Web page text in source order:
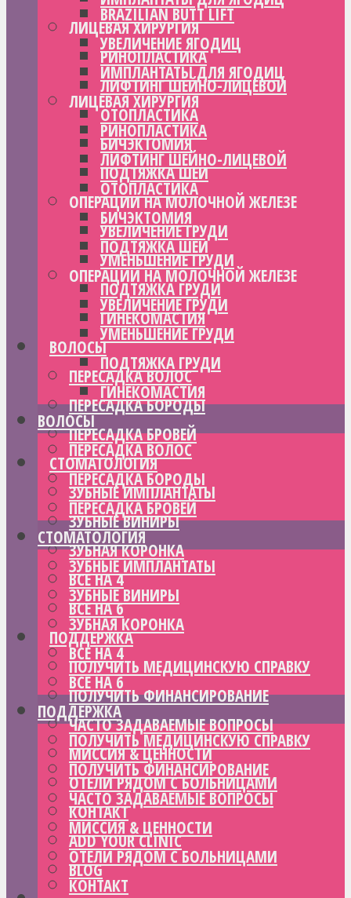
ЛИЦЕВАЯ ХИРУРГИЯ
РИНОПЛАСТИКА
ЛИФТИНГ ШЕЙНО-ЛИЦЕВОЙ
ОТОПЛАСТИКА
БИЧЭКТОМИЯ
ПОДТЯЖКА ШЕИ
ОПЕРАЦИИ НА МОЛОЧНОЙ ЖЕЛЕЗЕ
УВЕЛИЧЕНИЕ ГРУДИ
УМЕНЬШЕНИЕ ГРУДИ
ПОДТЯЖКА ГРУДИ
ГИНЕКОМАСТИЯ
ВОЛОСЫ
ПЕРЕСАДКА ВОЛОС
ПЕРЕСАДКА БОРОДЫ
ПЕРЕСАДКА БРОВЕЙ
СТОМАТОЛОГИЯ
ЗУБНЫЕ ИМПЛАНТАТЫ
ЗУБНЫЕ ВИНИРЫ
ЗУБНАЯ КОРОНКА
ВСЕ НА 4
ВСЕ НА 6
ПОДДЕРЖКА
ПОЛУЧИТЬ МЕДИЦИНСКУЮ СПРАВКУ
ПОЛУЧИТЬ ФИНАНСИРОВАНИЕ
ЧАСТО ЗАДАВАЕМЫЕ ВОПРОСЫ
МИССИЯ & ЦЕННОСТИ
ОТЕЛИ РЯДОМ С БОЛЬНИЦАМИ
КОНТАКТ
ADD YOUR CLINIC
BLOG
BRAZILIAN BUTT LIFT
УВЕЛИЧЕНИЕ ЯГОДИЦ
ИМПЛАНТАТЫ ДЛЯ ЯГОДИЦ
ЛИЦЕВАЯ ХИРУРГИЯ
РИНОПЛАСТИКА
ЛИФТИНГ ШЕЙНО-ЛИЦЕВОЙ
ОТОПЛАСТИКА
БИЧЭКТОМИЯ
ПОДТЯЖКА ШЕИ
ОПЕРАЦИИ НА МОЛОЧНОЙ ЖЕЛЕЗЕ
УВЕЛИЧЕНИЕ ГРУДИ
УМЕНЬШЕНИЕ ГРУДИ
ПОДТЯЖКА ГРУДИ
ГИНЕКОМАСТИЯ
ВОЛОСЫ
ПЕРЕСАДКА ВОЛОС
ПЕРЕСАДКА БОРОДЫ
ПЕРЕСАДКА БРОВЕЙ
СТОМАТОЛОГИЯ
ЗУБНЫЕ ИМПЛАНТАТЫ
ЗУБНЫЕ ВИНИРЫ
ЗУБНАЯ КОРОНКА
ВСЕ НА 4
ВСЕ НА 6
ПОДДЕРЖКА
ПОЛУЧИТЬ МЕДИЦИНСКУЮ СПРАВКУ
ПОЛУЧИТЬ ФИНАНСИРОВАНИЕ
ЧАСТО ЗАДАВАЕМЫЕ ВОПРОСЫ
МИССИЯ & ЦЕННОСТИ
ОТЕЛИ РЯДОМ С БОЛЬНИЦАМИ
КОНТАКТ